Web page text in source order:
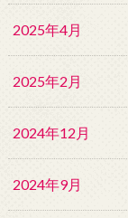
2025年4月
2025年2月
2024年12月
2024年9月